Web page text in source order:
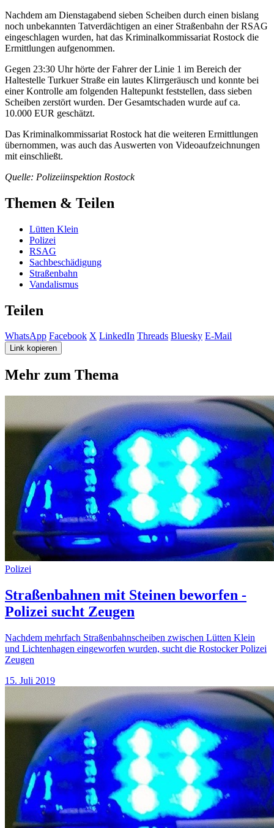
Nachdem am Dienstagabend sieben Scheiben durch einen bislang
noch unbekannten Tatverdächtigen an einer Straßenbahn der RSAG
eingeschlagen wurden, hat das Kriminalkommissariat Rostock die
Ermittlungen aufgenommen.
Gegen 23:30 Uhr hörte der Fahrer der Linie 1 im Bereich der
Haltestelle Turkuer Straße ein lautes Klirrgeräusch und konnte bei
einer Kontrolle am folgenden Haltepunkt feststellen, dass sieben
Scheiben zerstört wurden. Der Gesamtschaden wurde auf ca.
10.000 EUR geschätzt.
Das Kriminalkommissariat Rostock hat die weiteren Ermittlungen
übernommen, was auch das Auswerten von Videoaufzeichnungen
mit einschließt.
Quelle: Polizeiinspektion Rostock
Themen & Teilen
Lütten Klein
Polizei
RSAG
Sachbeschädigung
Straßenbahn
Vandalismus
Teilen
WhatsApp Facebook X LinkedIn Threads Bluesky E-Mail
Link kopieren
Mehr zum Thema
Polizei
Straßenbahnen mit Steinen beworfen -
Polizei sucht Zeugen
Nachdem mehrfach Straßenbahnscheiben zwischen Lütten Klein
und Lichtenhagen eingeworfen wurden, sucht die Rostocker Polizei
Zeugen
15. Juli 2019